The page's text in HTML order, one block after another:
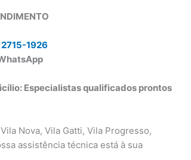
2715-1926
Especialistas qualificados prontos
Nova, Vila Gatti, Vila Progresso,
assistência técnica está à sua